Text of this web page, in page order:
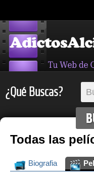
¿Qué Buscas?
Todas las
Biografia